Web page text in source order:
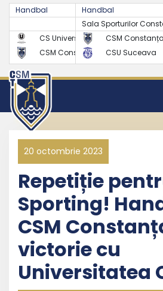
Handbal
FINAL
CS Universitatea Cluj
24
CSM Constanța
27
Handbal
Sala Sporturilor
CSM Constanța
CSU Suceava
20 octombrie 2023
Repetiție
Sporting!
CSM
victorie cu
Universitatea